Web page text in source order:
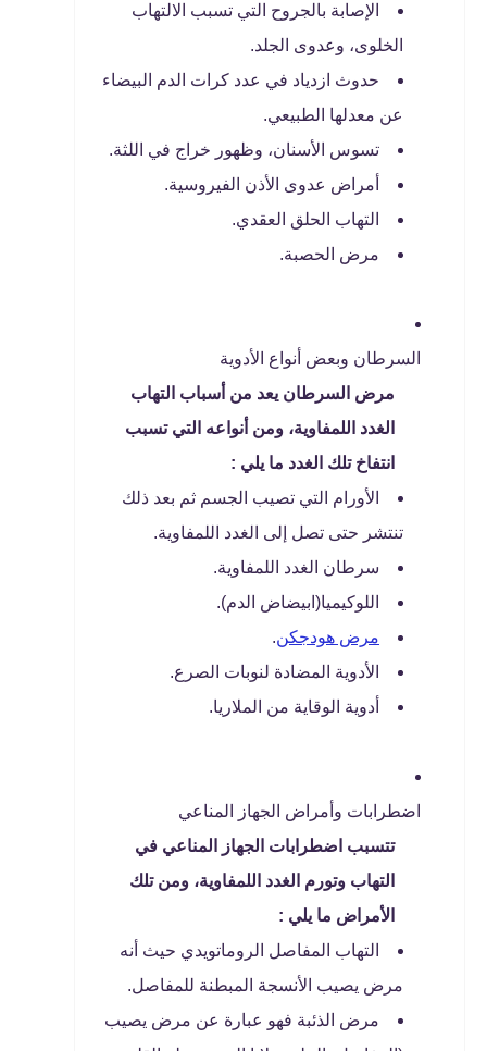
الإصابة بالجروح التي تسبب الالتهاب
الخلوى، وعدوى الجلد.
حدوث ازدياد في عدد كرات الدم البيضاء
عن معدلها الطبيعي.
تسوس الأسنان، وظهور خراج في اللثة.
أمراض عدوى الأذن الفيروسية.
التهاب الحلق العقدي.
مرض الحصبة.
السرطان وبعض أنواع الأدوية
مرض السرطان يعد من أسباب التهاب
الغدد اللمفاوية، ومن أنواعه التي تسبب
انتفاخ تلك الغدد ما يلي :
الأورام التي تصيب الجسم ثم بعد ذلك
تنتشر حتى تصل إلى الغدد اللمفاوية.
سرطان الغدد اللمفاوية.
اللوكيميا(ابيضاض الدم).
مرض هودجكن.
الأدوية المضادة لنوبات الصرع.
أدوية الوقاية من الملاريا.
اضطرابات وأمراض الجهاز المناعي
تتسبب اضطرابات الجهاز المناعي في
التهاب وتورم الغدد اللمفاوية، ومن تلك
الأمراض ما يلي :
التهاب المفاصل الروماتويدي حيث أنه
مرض يصيب الأنسجة المبطنة للمفاصل.
مرض الذئبة فهو عبارة عن مرض يصيب